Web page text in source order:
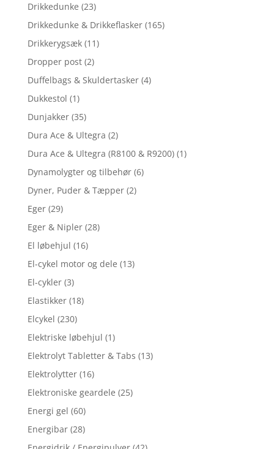
Drikkedunke (23)
Drikkedunke & Drikkeflasker (165)
Drikkerygsæk (11)
Dropper post (2)
Duffelbags & Skuldertasker (4)
Dukkestol (1)
Dunjakker (35)
Dura Ace & Ultegra (2)
Dura Ace & Ultegra (R8100 & R9200) (1)
Dynamolygter og tilbehør (6)
Dyner, Puder & Tæpper (2)
Eger (29)
Eger & Nipler (28)
El løbehjul (16)
El-cykel motor og dele (13)
El-cykler (3)
Elastikker (18)
Elcykel (230)
Elektriske løbehjul (1)
Elektrolyt Tabletter & Tabs (13)
Elektrolytter (16)
Elektroniske geardele (25)
Energi gel (60)
Energibar (28)